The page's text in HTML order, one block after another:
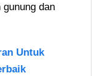
dan
Untuk